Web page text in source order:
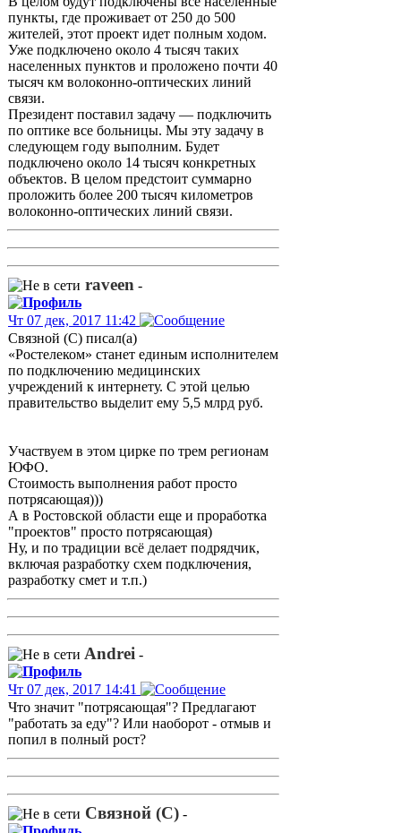
пункты, где проживает от 250 до 500
жителей, этот проект идет полным ходом.
Уже подключено около 4 тысяч таких
населенных пунктов и проложено почти 40
тысяч км волоконно-оптических линий
связи.
Президент поставил задачу — подключить
по оптике все больницы. Мы эту задачу в
следующем году выполним. Будет
подключено около 14 тысяч конкретных
объектов. В целом предстоит суммарно
проложить более 200 тысяч километров
волоконно-оптических линий связи.
raveen -
Чт 07 дек, 2017 11:42
Связной (С) писал(а)
«Ростелеком» станет единым исполнителем
по подключению медицинских
учреждений к интернету. С этой целью
правительство выделит ему 5,5 млрд руб.
Участвуем в этом цирке по трем регионам
ЮФО.
Стоимость выполнения работ просто
потрясающая)))
А в Ростовской области еще и проработка
"проектов" просто потрясающая)
Ну, и по традиции всё делает подрядчик,
включая разработку схем подключения,
разработку смет и т.п.)
Andrei -
Чт 07 дек, 2017 14:41
Что значит "потрясающая"? Предлагают
"работать за еду"? Или наоборот - отмыв и
попил в полный рост?
Связной (С) -